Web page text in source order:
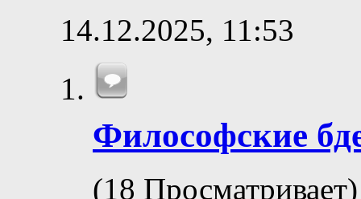
14.12.2025, 11:53
Философские
(18 Просматривает)